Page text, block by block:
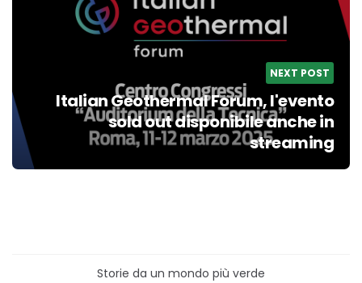
NEXT POST
Italian Geothermal Forum, l'evento
sold out disponibile anche in
streaming
Storie da un mondo più verde